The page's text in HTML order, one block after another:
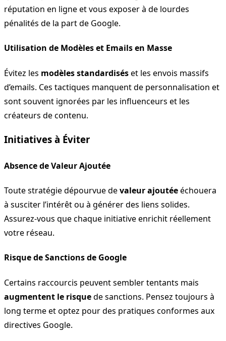
réputation en ligne et vous exposer à de lourdes
pénalités de la part de Google.
Utilisation de Modèles et Emails en Masse
Évitez les modèles standardiséset les envois massifs
d’emails. Ces tactiques manquent de personnalisation et
sont souvent ignorées par les influenceurs et les
créateurs de contenu.
Initiatives à Éviter
Absence de Valeur Ajoutée
Toute stratégie dépourvue devaleur ajoutéeéchouera
à susciter l’intérêt ou à générer des liens solides.
Assurez-vous que chaque initiative enrichit réellement
votre réseau.
Risque de Sanctions de Google
Certains raccourcis peuvent sembler tentants mais
augmentent le risquede sanctions. Pensez toujours à
long terme et optez pour des pratiques conformes aux
directives Google.